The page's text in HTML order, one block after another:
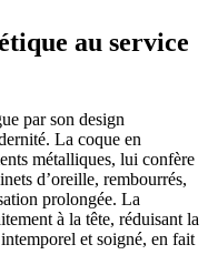
au service
par son design
La coque en
métalliques, lui confère
d’oreille, rembourrés,
prolongée. La
à la tête, réduisant la
et soigné, en fait